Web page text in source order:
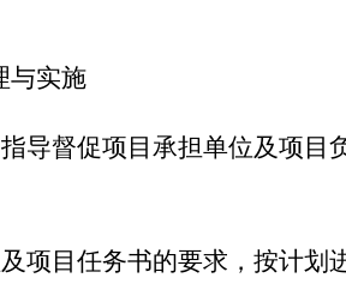
与实施
导督促项目承担单位及项目
项目任务书的要求，按计划